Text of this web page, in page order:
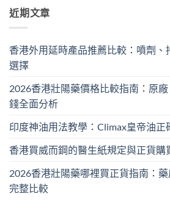
近期文章
香港外用延時產品推薦比較：噴劑、
選擇
2026香港壯陽藥價格比較指南：原
錢全面分析
印度神油用法教學：Climax皇帝油正
香港買威而鋼的醫生紙規定與正貨購
2026香港壯陽藥哪裡買正貨指南：
完整比較